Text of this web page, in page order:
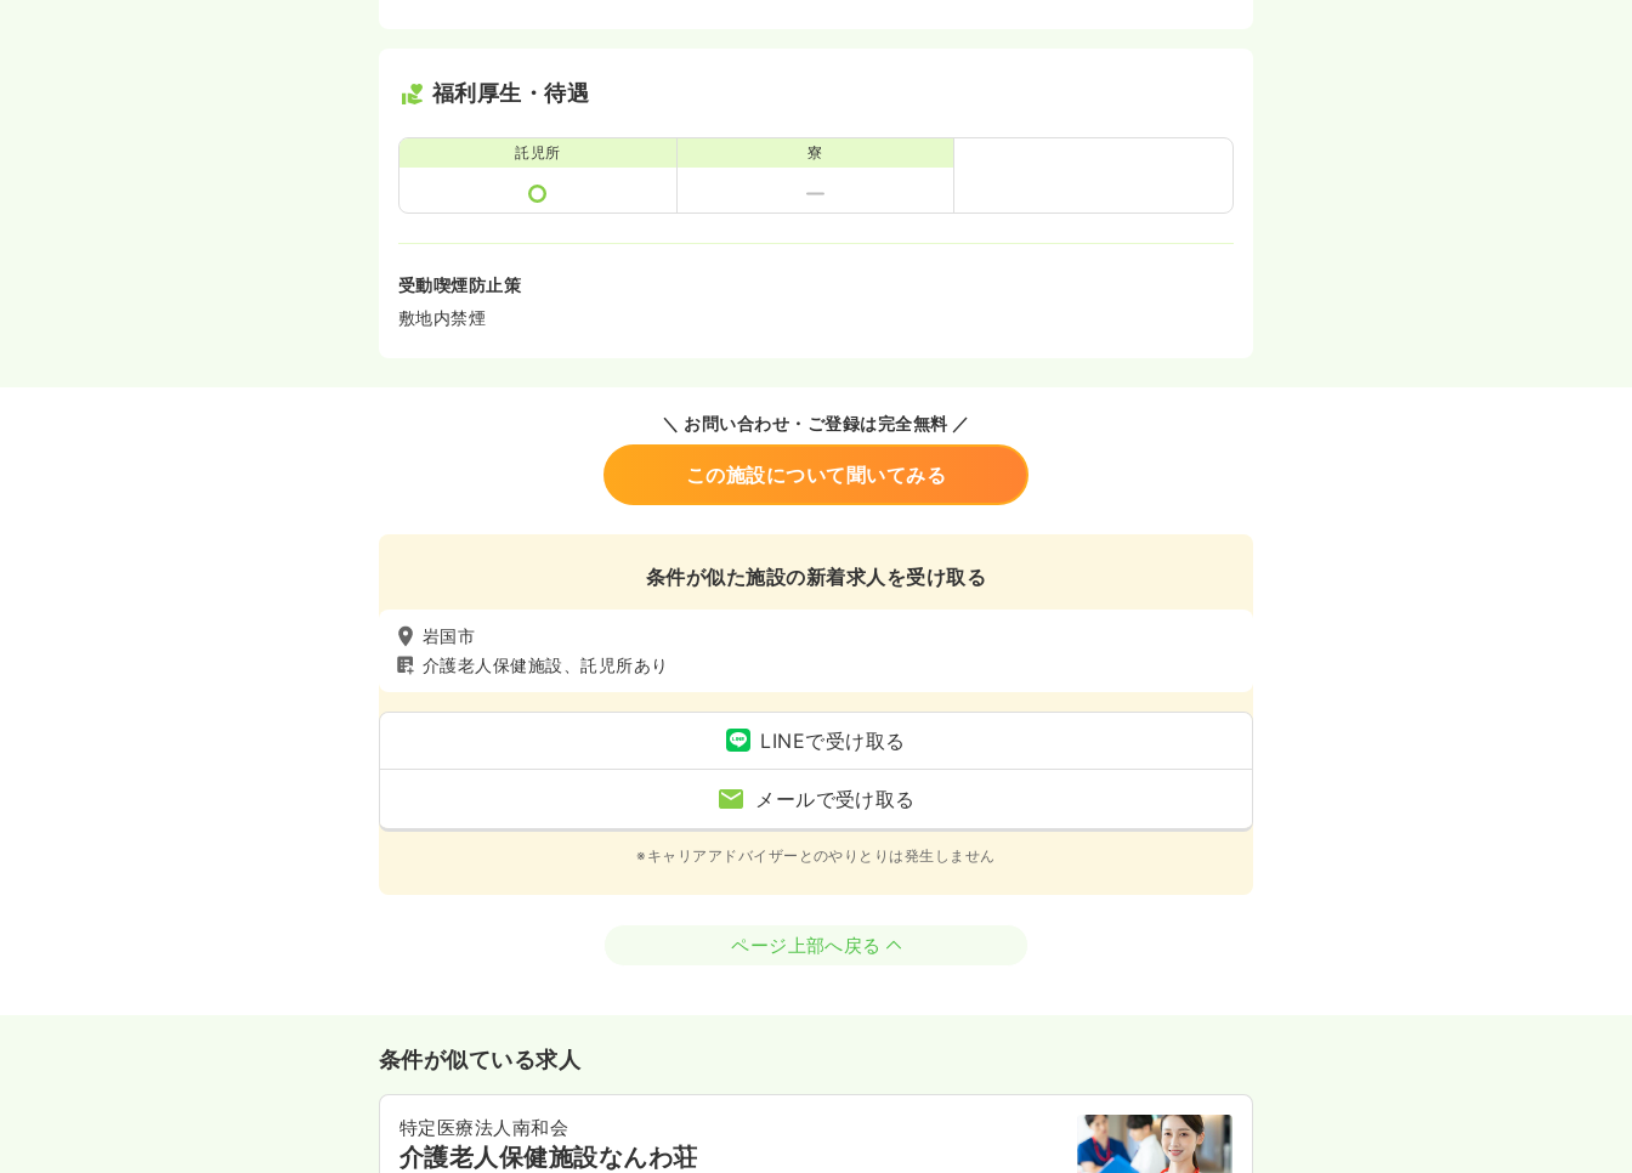
福利厚生・待遇
託児所 寮
受動喫煙防止策
敷地内禁煙
＼ お問い合わせ・ご登録は完全無料 ／
この施設について聞いてみる
条件が似た施設の新着求人を受け取る
岩国市
介護老人保健施設、託児所あり
LINEで受け取る
メールで受け取る
※キャリアアドバイザーとのやりとりは発生しません
ページ上部へ戻る
条件が似ている求人
特定医療法人南和会
介護老人保健施設なんわ荘